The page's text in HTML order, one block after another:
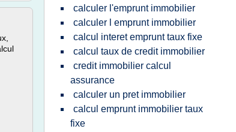
calculer l'emprunt immobilier
calculer l emprunt immobilier
calcul interet emprunt taux fixe
calcul taux de credit immobilier
credit immobilier calcul
assurance
calculer un pret immobilier
calcul emprunt immobilier taux
fixe